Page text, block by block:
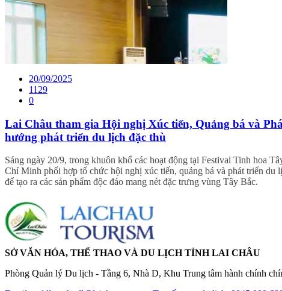
20/09/2025
1129
0
Lai Châu tham gia Hội nghị Xúc tiến, Quảng bá và
hướng phát triển du lịch đặc thù
Sáng ngày 20/9, trong khuôn khổ các hoạt động tại Festival Tinh hoa
Chí Minh phối hợp tổ chức hội nghị xúc tiến, quảng bá và phát triển
để tạo ra các sản phẩm độc đáo mang nét đặc trưng vùng Tây Bắc.
SỞ VĂN HÓA, THỂ THAO VÀ DU LỊCH TỈNH LAI CHÂU
Phòng Quản lý Du lịch - Tầng 6, Nhà D, Khu Trung tâm hành chính